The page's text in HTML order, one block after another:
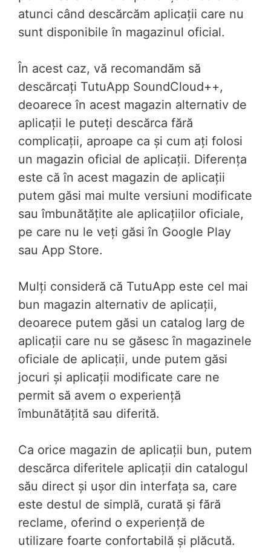
atunci când descărcăm aplicații care nu
sunt disponibile în magazinul oficial.
În acest caz, vă recomandăm să
descărcați TutuApp SoundCloud++,
deoarece în acest magazin alternativ de
aplicații le puteți descărca fără
complicații, aproape ca și cum ați folosi
un magazin oficial de aplicații. Diferența
este că în acest magazin de aplicații
putem găsi mai multe versiuni modificate
sau îmbunătățite ale aplicațiilor oficiale,
pe care nu le veți găsi în Google Play
sau App Store.
Mulți consideră că TutuApp este cel mai
bun magazin alternativ de aplicații,
deoarece putem găsi un catalog larg de
aplicații care nu se găsesc în magazinele
oficiale de aplicații, unde putem găsi
jocuri și aplicații modificate care ne
permit să avem o experiență
îmbunătățită sau diferită.
Ca orice magazin de aplicații bun, putem
descărca diferitele aplicații din catalogul
său direct și ușor din interfața sa, care
este destul de simplă, curată și fără
reclame, oferind o experiență de
utilizare foarte confortabilă și plăcută.